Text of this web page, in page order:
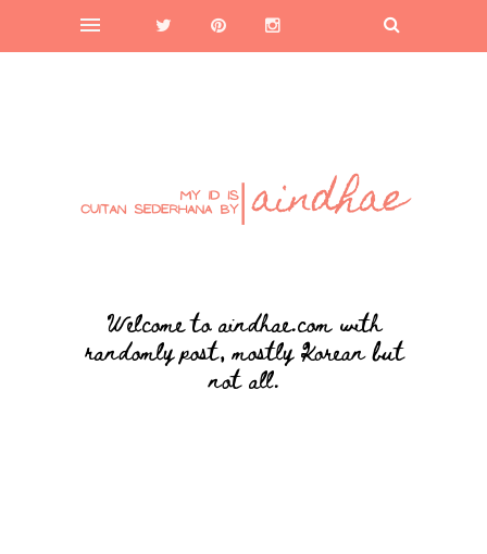
Welcome to aindhae.com with
randomly post, mostly Korean but
not all.